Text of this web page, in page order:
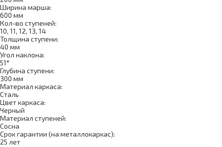
Ширина марша:
600 мм
Кол-во ступеней:
10, 11, 12, 13, 14
Толщина ступени:
40 мм
Угол наклона:
51°
Глубина ступени:
300 мм
Материал каркаса:
Сталь
Цвет каркаса:
Черный
Материал ступеней:
Сосна
Срок гарантии (на металлокаркас):
25 лет